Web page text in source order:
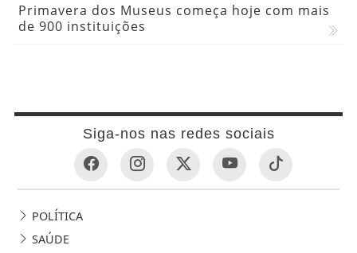
Primavera dos Museus começa hoje com mais
de 900 instituições
Siga-nos nas redes sociais
POLÍTICA
SAÚDE